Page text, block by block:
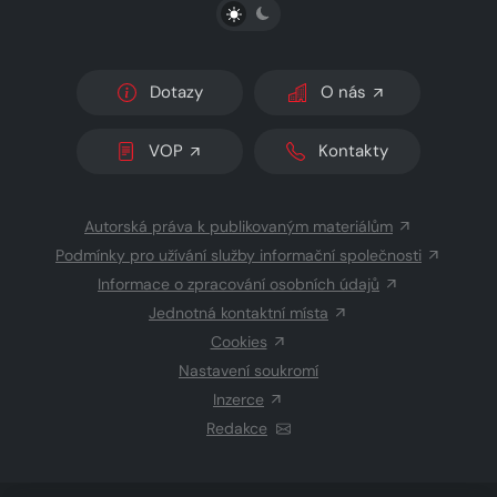
PŘEPNOUT SVĚTLÝ/TMAVÝ REŽIM
Dotazy O nás
VOP Kontakty
Autorská práva k publikovaným materiálům
Podmínky pro užívání služby informační společnosti
Informace o zpracování osobních údajů
Jednotná kontaktní místa
Cookies
Nastavení soukromí
Inzerce
Redakce